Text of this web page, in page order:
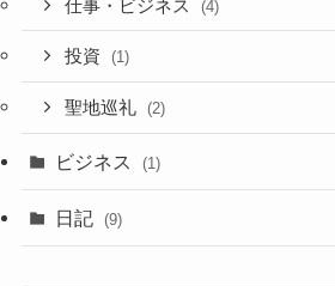
仕事・ビジネス (4)
投資 (1)
聖地巡礼 (2)
ビジネス (1)
日記 (9)